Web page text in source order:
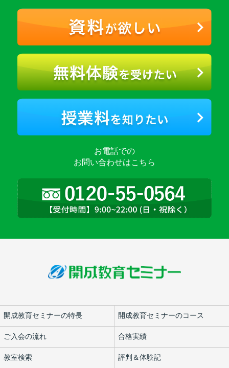
お電話での
お問い合わせはこちら
開成教育セミナーの特長 開成教育セミナーのコース
ご入会の流れ 合格実績
教室検索 評判＆体験記